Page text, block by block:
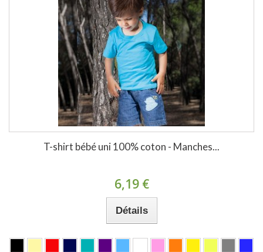
T-shirt bébé uni 100% coton - Manches...
6,19 €
Détails